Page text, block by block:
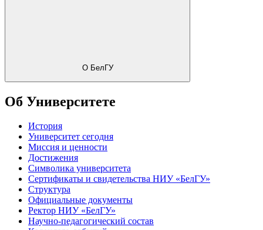
О БелГУ
Об Университете
История
Университет сегодня
Миссия и ценности
Достижения
Символика университета
Сертификаты и свидетельства НИУ «БелГУ»
Структура
Официальные документы
Ректор НИУ «БелГУ»
Научно-педагогический состав